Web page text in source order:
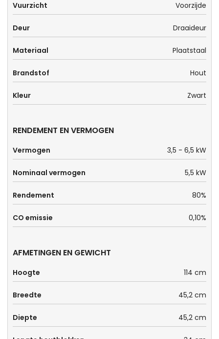
Vuurzicht Voorzijde
Deur Draaideur
Materiaal Plaatstaal
Brandstof Hout
Kleur Zwart
RENDEMENT EN VERMOGEN
Vermogen 3,5 - 6,5 kW
Nominaal vermogen 5,5 kW
Rendement 80%
CO emissie 0,10%
AFMETINGEN EN GEWICHT
Hoogte 114 cm
Breedte 45,2 cm
Diepte 45,2 cm